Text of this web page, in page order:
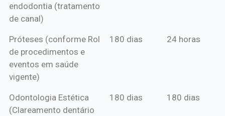
endodontia (tratamento
de canal)
Próteses (conforme Rol
de procedimentos e
eventos em saúde
vigente)
180 dias 24 horas
Odontologia Estética
(Clareamento dentário
180 dias 180 dias